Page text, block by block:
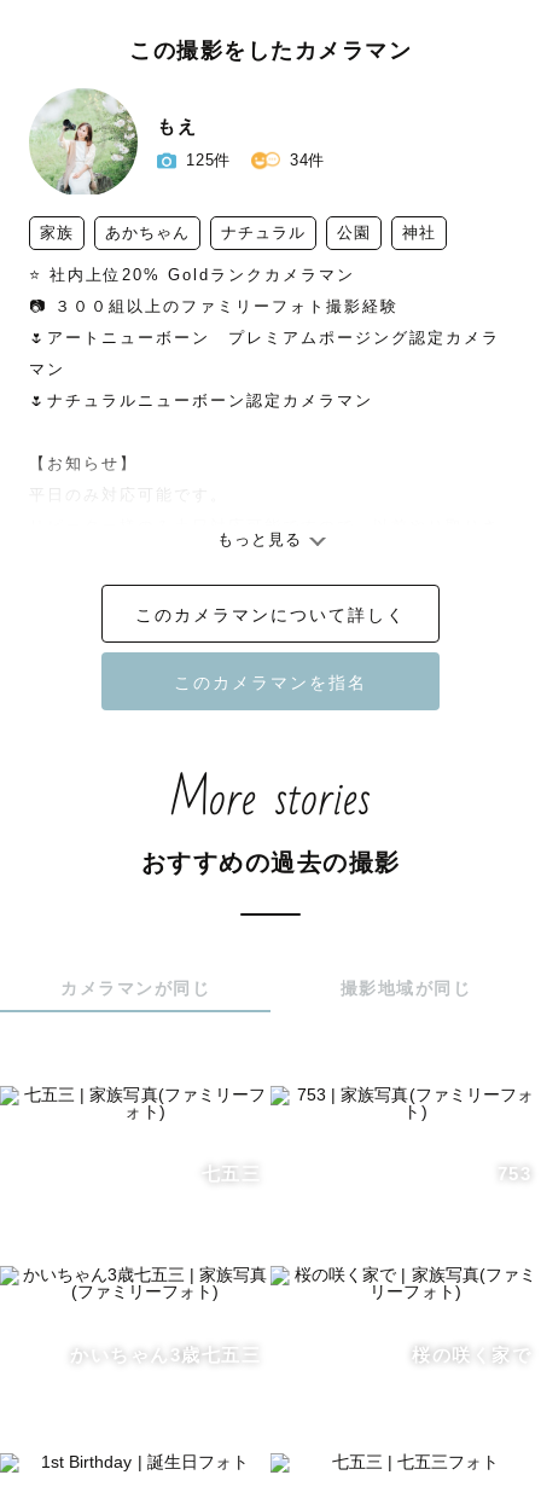
この撮影をしたカメラマン
もえ
125件 34件
家族 あかちゃん ナチュラル 公園 神社
⭐️ 社内上位20% Goldランクカメラマン
📷 ３００組以上のファミリーフォト撮影経験
🌷アートニューボーン　プレミアムポージング認定カメラ
マン
🌷ナチュラルニューボーン認定カメラマン
【お知らせ】
アートニューボーンは指名料かかりません！
はじめまして♪
小学生男の子２人のママをしながら、出張撮影の仕事をし
ころ、１３０枚以上の納品をお約束します♪
その日の空気を思い出せるような、ナチュラルな雰囲気の
フレンズ、おひとり様、ペットとの撮影、どれも経験があ
す。
もっと見る
このカメラマンについて詳しく
More stories
おすすめの過去の撮影
カメラマンが同じ 撮影地域が同じ
七五三 753
かいちゃん3歳七五三 桜の咲く家で